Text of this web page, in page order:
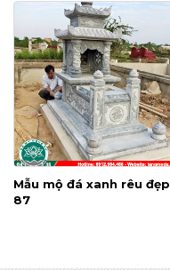
Mẫu mộ đá xanh rêu đẹp
87